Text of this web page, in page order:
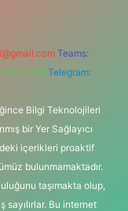
Teams:
0 726 Telegram:
Bilgi Teknolojileri
bir Yer Sağlayıcı
içerikleri proaktif
bulunmamaktadır.
taşımakta olup,
Bu internet